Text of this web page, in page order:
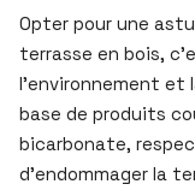
Opter pour une
terrasse en bois,
l’environnement et
base de produits
bicarbonate,
d’endommager la